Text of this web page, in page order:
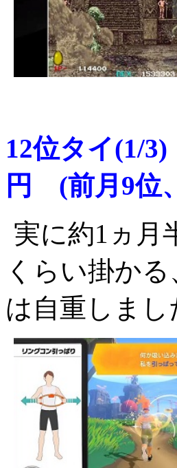
12位タイ(1/
円 (前月9位
実に約1ヵ月
くらい掛か
は自重しまし